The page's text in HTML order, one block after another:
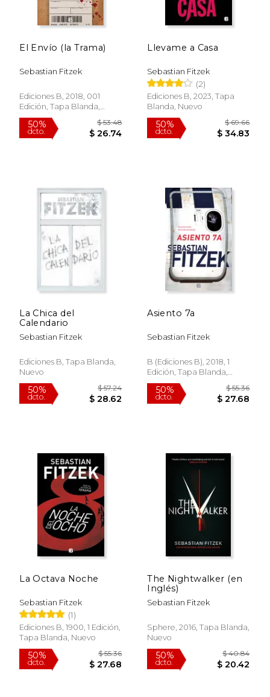
50% $ 70.51 50%
El Envío (la Trama)
Sebastian Fitzek
Ediciones B, 2018, 001
Edición, Tapa Blanda,
Nuevo
Llevame a Casa
Sebastian Fitzek
(2)
Ediciones B, 2023, Tapa
Blanda, Nuevo
La Chica del
Calendario
Sebastian Fitzek
Ediciones B, Tapa Blanda,
Nuevo
Asiento 7a
Sebastian Fitzek
B (Ediciones B), 2018, 1
Edición, Tapa Blanda,
Nuevo
La Octava Noche
Sebastian Fitzek
(1)
Ediciones B, 1900, 1 Edición,
Tapa Blanda, Nuevo
The Nightwalker (en
Inglés)
Sebastian Fitzek
Sphere, 2016, Tapa Blanda,
Nuevo